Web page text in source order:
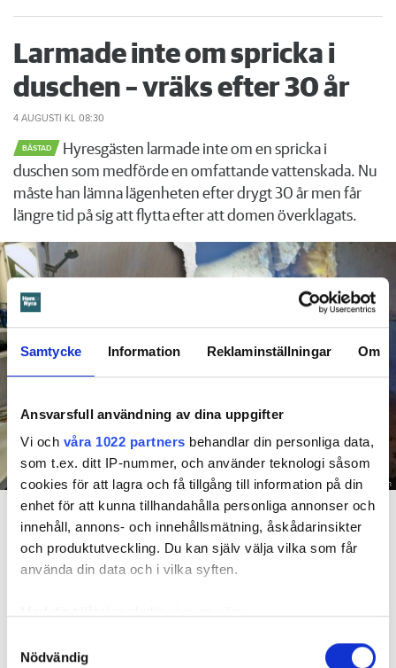
Samtycke Information Reklaminställningar Om
Ansvarsfull användning av dina uppgifter
Vi och våra 1022 partners behandlar din personliga data,
som t.ex. ditt IP-nummer, och använder teknologi såsom
cookies för att lagra och få tillgång till information på din
enhet för att kunna tillhandahålla personliga annonser och
innehåll, annons- och innehållsmätning, åskådarinsikter
och produktutveckling. Du kan själv välja vilka som får
använda din data och i vilka syften.
som kan ha en noggrannhet på upp till flera meter
Nödvändig
Larmade inte om spricka i
duschen – vräks efter 30 år
4 AUGUSTI KL 08:30
BÅSTAD
Hyresgästen larmade inte om en spricka i
duschen som medförde en omfattande vattenskada. Nu
måste han lämna lägenheten efter drygt 30 år men får
längre tid på sig att flytta efter att domen överklagats.
Foto: Hyresnämnden
En inspektion visade att vatten under en längre tid läckt in genom sprickor i väggen (de
röda markeringarna) och orsakat rötskador i syllen.
Dela
1995 men måste nu flytta sedan hans kontrakt prövats både